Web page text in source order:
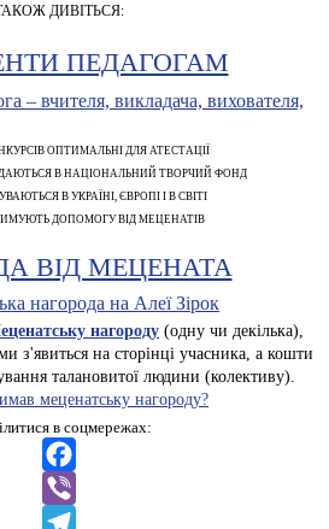
ДИВІТЬСЯ:
ПЕДАГОГАМ
ОПТИМАЛЬНІ ДЛЯ АТЕСТАЦІЇ
В НАЦІОНАЛЬНИЙ ТВОРЧИЙ ФОНД
В УКРАЇНІ, ЄВРОПІ І В СВІТІ
ДОПОМОГУ ВІД МЕЦЕНАТІВ
ВІД МЕЦЕНАТА
нагороду (одну чи декілька),
з'явиться на сторінці учасника, а кошти
талановитої людини (колективу).
меценатську нагороду?
в соцмережах:
Facebook
Viber